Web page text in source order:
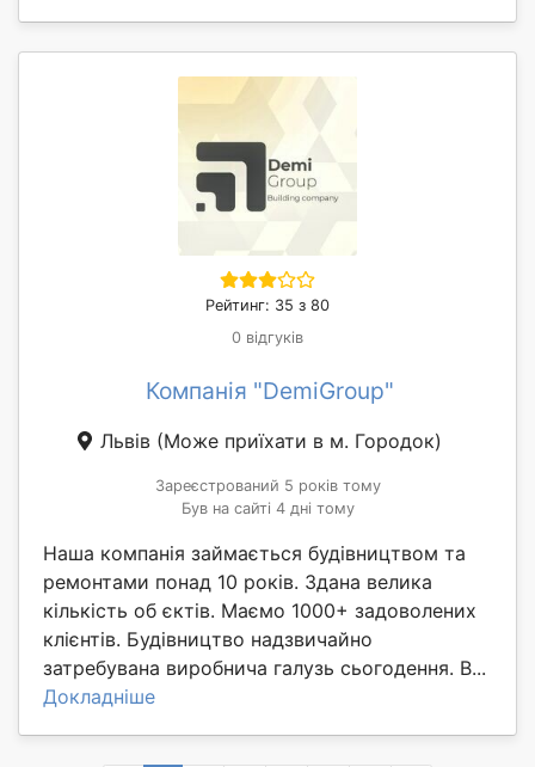
Рейтинг: 35 з 80
0 відгуків
Компанія "DemiGroup"
Львів (Може приїхати в м. Городок)
Зареєстрований 5 років тому
Був на сайті 4 дні тому
Наша компанія займається будівництвом та
ремонтами понад 10 років. Здана велика
кількість об єктів. Маємо 1000+ задоволених
клієнтів. Будівництво надзвичайно
затребувана виробнича галузь сьогодення. В...
Докладніше